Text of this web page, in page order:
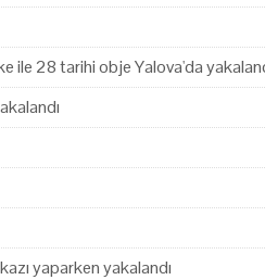
ile 28 tarihi obje Yalova'da
yaparken yakalandı